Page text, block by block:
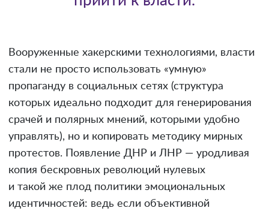
Вооруженные хакерскими технологиями, власти
стали не просто использовать «умную»
пропаганду в социальных сетях (структура
которых идеально подходит для генерирования
срачей и полярных мнений, которыми удобно
управлять), но и копировать методику мирных
протестов. Появление ДНР и ЛНР — уродливая
копия бескровных революций нулевых
и такой же плод политики эмоциональных
идентичностей: ведь если объективной